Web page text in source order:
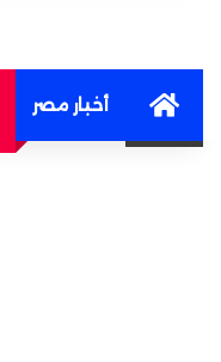
Homeأخبار مصر